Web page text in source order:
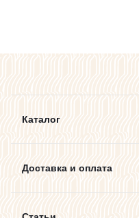
Каталог
Доставка и оплата